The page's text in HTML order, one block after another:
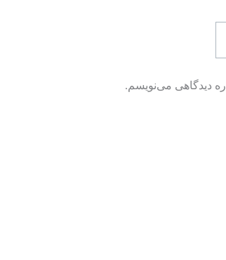
دیدگاهی می‌نویسم.